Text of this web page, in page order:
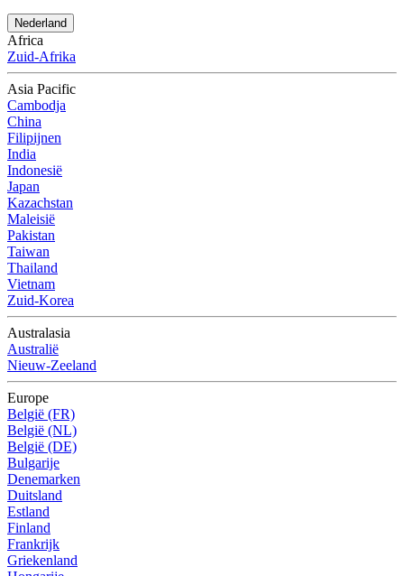
Nederland
Africa
Zuid-Afrika
Asia Pacific
Cambodja
China
Filipijnen
India
Indonesië
Japan
Kazachstan
Maleisië
Pakistan
Taiwan
Thailand
Vietnam
Zuid-Korea
Australasia
Australië
Nieuw-Zeeland
Europe
België (FR)
België (NL)
België (DE)
Bulgarije
Denemarken
Duitsland
Estland
Finland
Frankrijk
Griekenland